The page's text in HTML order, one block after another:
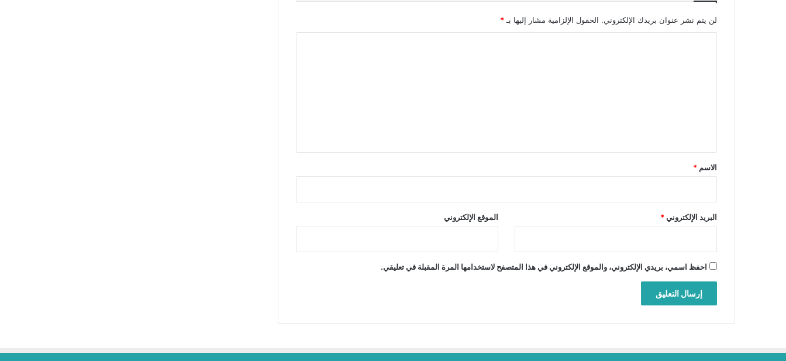
لن يتم نشر عنوان بريدك الإلكتروني. الحقول الإلزامية مشار إليها بـ *
*
الاسم *
البريد الإلكتروني* الموقع الإلكتروني
احفظ اسمي، بريدي الإلكتروني، والموقع الإلكتروني في هذا المتصفح لاستخدامها المرة المقبلة في تعليقي.